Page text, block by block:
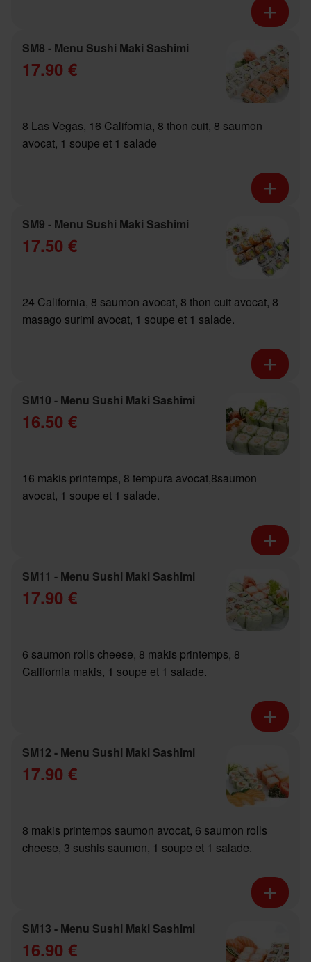
SM8 - Menu Sushi Maki Sashimi
17.90 €
8 Las Vegas, 16 California, 8 thon cuit, 8 saumon
avocat, 1 soupe et 1 salade
SM9 - Menu Sushi Maki Sashimi
17.50 €
24 California, 8 saumon avocat, 8 thon cuit avocat, 8
masago surimi avocat, 1 soupe et 1 salade.
SM10 - Menu Sushi Maki Sashimi
16.50 €
16 makis printemps, 8 tempura avocat,8saumon
avocat, 1 soupe et 1 salade.
SM11 - Menu Sushi Maki Sashimi
17.90 €
6 saumon rolls cheese, 8 makis printemps, 8
California makis, 1 soupe et 1 salade.
SM12 - Menu Sushi Maki Sashimi
17.90 €
8 makis printemps saumon avocat, 6 saumon rolls
cheese, 3 sushis saumon, 1 soupe et 1 salade.
SM13 - Menu Sushi Maki Sashimi
16.90 €